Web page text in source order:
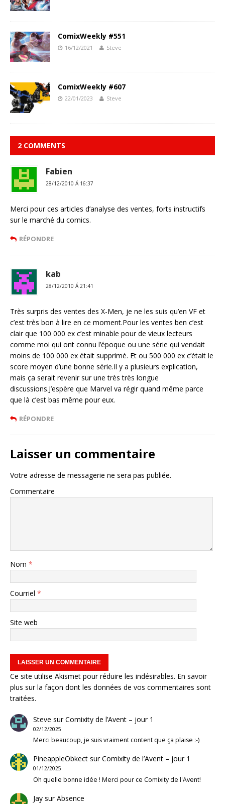
ComixWeekly #551
16/12/2021 Steve
ComixWeekly #607
22/01/2023 Steve
2 COMMENTS
Fabien
28/12/2010 Á 16:37
Merci pour ces articles d’analyse des ventes, forts instructifs
sur le marché du comics.
RÉPONDRE
kab
28/12/2010 Á 21:41
Très surpris des ventes des X-Men, je ne les suis qu’en VF et
c’est très bon à lire en ce moment.Pour les ventes ben c’est
clair que 100 000 ex c’est minable pour de vieux lecteurs
comme moi qui ont connu l’époque ou une série qui vendait
moins de 100 000 ex était supprimé. Et ou 500 000 ex c’était le
score moyen d’une bonne série.Il y a plusieurs explication,
mais ça serait revenir sur une très très longue
discussions.J’espère que Marvel va régir quand même parce
que là c’est bas même pour eux.
RÉPONDRE
Laisser un commentaire
Votre adresse de messagerie ne sera pas publiée.
Commentaire
Nom *
Courriel *
Site web
Ce site utilise Akismet pour réduire les indésirables. En savoir
plus sur la façon dont les données de vos commentaires sont
traitées.
Steve surComixity de l’Avent – jour 1
02/12/2025
Merci beaucoup, je suis vraiment content que ça plaise :-)
PineappleObkectsurComixity de l’Avent – jour 1
01/12/2025
Oh quelle bonne idée ! Merci pour ce Comixity de l'Avent!
JaysurAbsence